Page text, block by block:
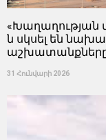
«Խաղաղության
ն սկսել են
31 Հունվարի 2026